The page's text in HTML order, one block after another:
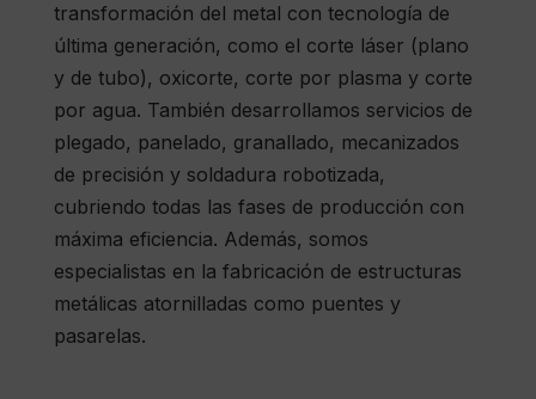
transformación del metal con tecnología de
última generación, como el corte láser (plano
y de tubo), oxicorte, corte por plasma y corte
por agua. También desarrollamos servicios de
plegado, panelado, granallado, mecanizados
de precisión y soldadura robotizada,
cubriendo todas las fases de producción con
máxima eficiencia. Además, somos
especialistas en la fabricación de estructuras
metálicas atornilladas como puentes y
pasarelas.